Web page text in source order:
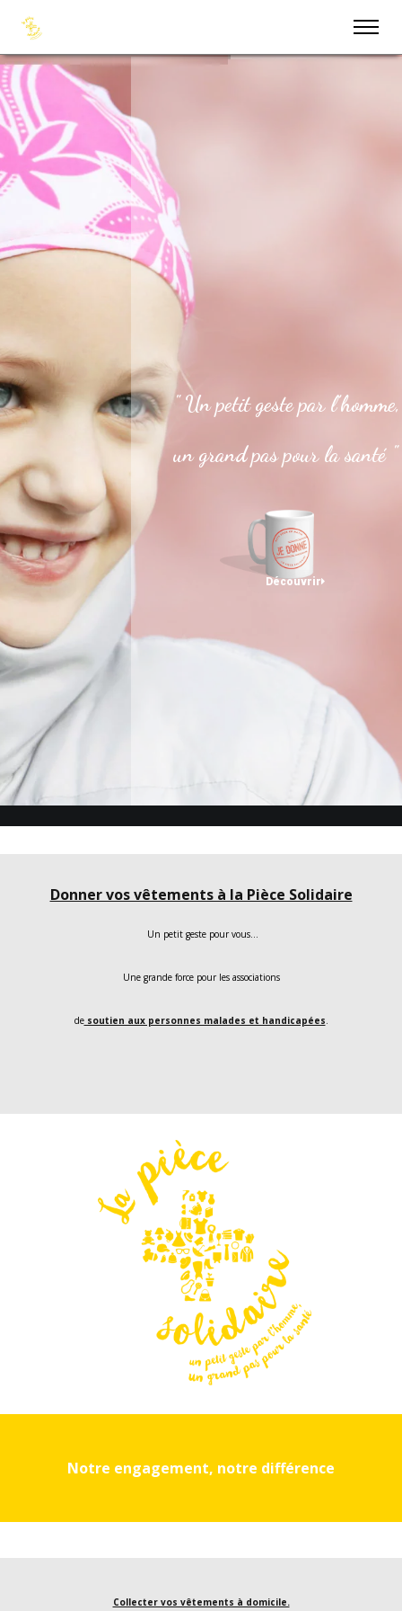
" Un petit geste par l’homme,
un grand pas pour la santé "
Découvrir
Donner vos vêtements à la Pièce Solidaire
Un petit geste pour vous…
Une grande force pour les associations
desoutien aux personnes malades et handicapées.
Notre engagement, notre différence
Collecter vos vêtements à domicile.